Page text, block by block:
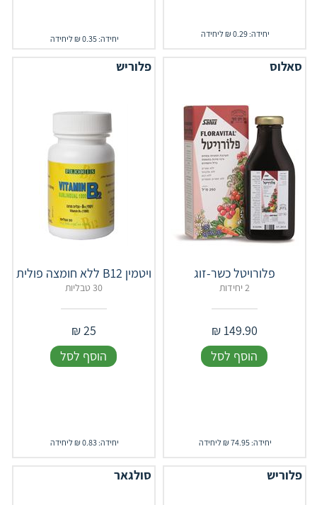
יחידה: 0.29 ₪ ליחידה יחידה: 0.35 ₪ ליחידה
סאלוס
פלורויטל כשר-זוג
2 יחידות
149.90
₪
הוסף לסל
יחידה: 74.95 ₪ ליחידה
פלוריש
ויטמין B12 ללא חומצה פולית
30 טבליות
25
₪
הוסף לסל
יחידה: 0.83 ₪ ליחידה
פלוריש סולגאר